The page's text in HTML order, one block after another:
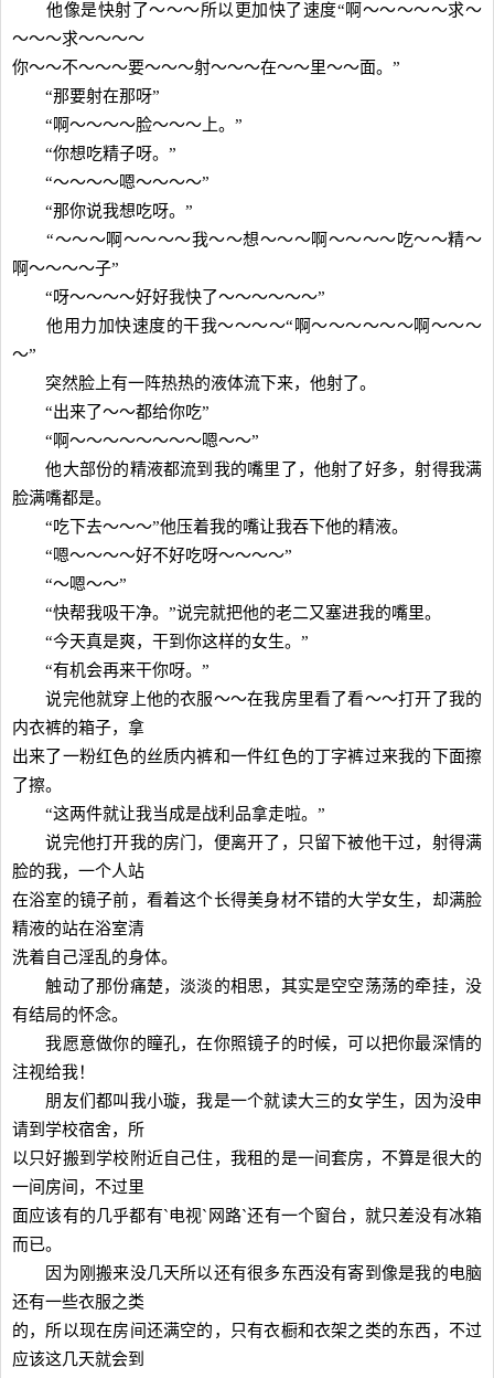
他像是快射了～～～所以更加快了速度“啊～～～～～求～
～～～求～～～～
你～～不～～～要～～～射～～～在～～里～～面。”
“那要射在那呀”
“啊～～～～脸～～～上。”
“你想吃精子呀。”
“～～～～嗯～～～～”
“那你说我想吃呀。”
“～～～啊～～～～我～～想～～～啊～～～～吃～～精～
啊～～～～子”
“呀～～～～好好我快了～～～～～～”
他用力加快速度的干我～～～～“啊～～～～～～啊～～～
～”
突然脸上有一阵热热的液体流下来，他射了。
“出来了～～都给你吃”
“啊～～～～～～～～嗯～～”
他大部份的精液都流到我的嘴里了，他射了好多，射得我满
脸满嘴都是。
“吃下去～～～”他压着我的嘴让我吞下他的精液。
“嗯～～～～好不好吃呀～～～～”
“～嗯～～”
“快帮我吸干净。”说完就把他的老二又塞进我的嘴里。
“今天真是爽，干到你这样的女生。”
“有机会再来干你呀。”
说完他就穿上他的衣服～～在我房里看了看～～打开了我的
内衣裤的箱子，拿
出来了一粉红色的丝质内裤和一件红色的丁字裤过来我的下面擦
了擦。
“这两件就让我当成是战利品拿走啦。”
说完他打开我的房门，便离开了，只留下被他干过，射得满
脸的我，一个人站
在浴室的镜子前，看着这个长得美身材不错的大学女生，却满脸
精液的站在浴室清
洗着自己淫乱的身体。
触动了那份痛楚，淡淡的相思，其实是空空荡荡的牵挂，没
有结局的怀念。
我愿意做你的瞳孔，在你照镜子的时候，可以把你最深情的
注视给我！
朋友们都叫我小璇，我是一个就读大三的女学生，因为没申
请到学校宿舍，所
以只好搬到学校附近自己住，我租的是一间套房，不算是很大的
一间房间，不过里
面应该有的几乎都有ˋ电视ˋ网路ˋ还有一个窗台，就只差没有冰箱
而已。
因为刚搬来没几天所以还有很多东西没有寄到像是我的电脑
还有一些衣服之类
的，所以现在房间还满空的，只有衣橱和衣架之类的东西，不过
应该这几天就会到